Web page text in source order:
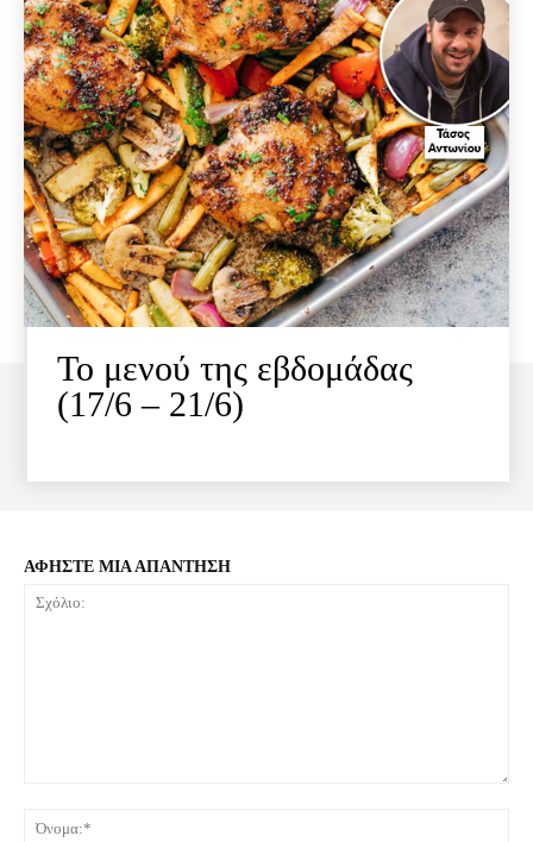
Το μενού της εβδομάδας
(17/6 – 21/6)
ΑΦΗΣΤΕ ΜΙΑ ΑΠΑΝΤΗΣΗ